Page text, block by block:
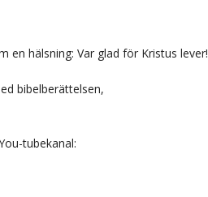
en hälsning: Var glad för Kristus lever!
bibelberättelsen,
tubekanal: